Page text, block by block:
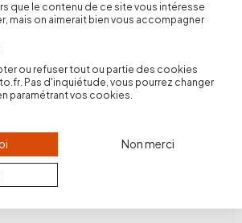
que le contenu de ce site vous intéresse
mais on aimerait bien vous accompagner
ou refuser tout ou partie des cookies
Pas d'inquiétude, vous pourrez changer
paramétrant vos cookies.
Non merci